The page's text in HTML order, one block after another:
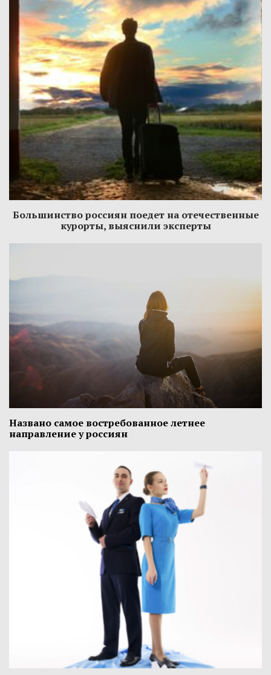
Большинство россиян поедет на отечественные
курорты, выяснили эксперты
Названо самое востребованное летнее
направление у россиян